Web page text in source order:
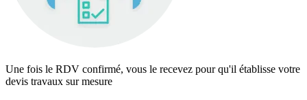
Une fois le RDV confirmé, vous le recevez pour qu'il établisse votre
devis travaux sur mesure